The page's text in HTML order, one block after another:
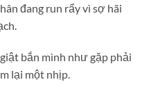
đang run rẩy vì sợ hãi
bắn mình như gặp phải
lại một nhịp.